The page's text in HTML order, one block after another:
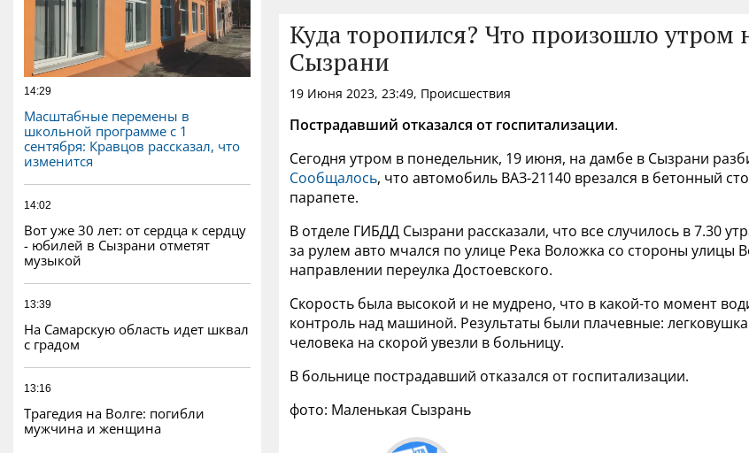
14:29
Масштабные перемены в
школьной программе с 1
сентября: Кравцов рассказал, что
изменится
14:02
Вот уже 30 лет: от сердца к сердцу
- юбилей в Сызрани отметят
музыкой
13:39
На Самарскую область идет шквал
с градом
13:16
Трагедия на Волге: погибли
мужчина и женщина
Куда торопился? Что произошло утром
Сызрани
19 Июня 2023, 23:49, Происшествия
Пострадавший отказался от госпитализации.
Сегодня утром в понедельник, 19 июня, на дамбе в Сызрани
Сообщалось, что автомобиль ВАЗ-21140 врезался в бетонный
парапете.
В отделе ГИБДД Сызрани рассказали, что все случилось в 7.30
за рулем авто мчался по улице Река Воложка со стороны улицы
направлении переулка Достоевского.
Скорость была высокой и не мудрено, что в какой-то момент
контроль над машиной. Результаты были плачевные:
человека на скорой увезли в больницу.
В больнице пострадавший отказался от госпитализации.
фото: Маленькая Сызрань